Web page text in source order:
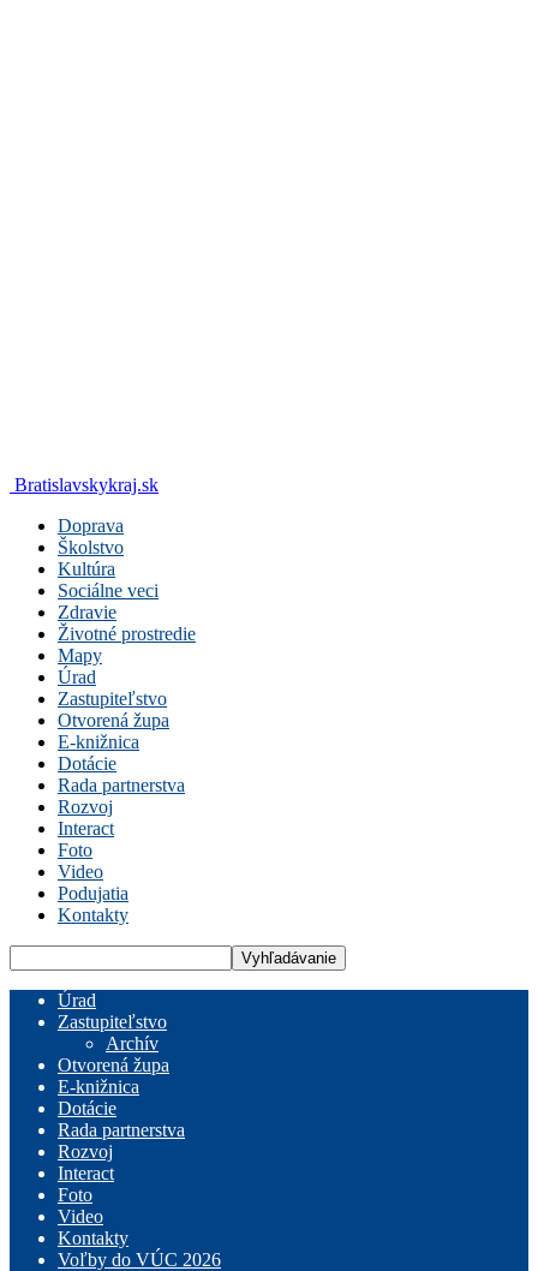
Bratislavskykraj.sk
Doprava
Školstvo
Kultúra
Sociálne veci
Zdravie
Životné prostredie
Mapy
Úrad
Zastupiteľstvo
Otvorená župa
E-knižnica
Dotácie
Rada partnerstva
Rozvoj
Interact
Foto
Video
Podujatia
Kontakty
Úrad
Zastupiteľstvo
Archív
Otvorená župa
E-knižnica
Dotácie
Rada partnerstva
Rozvoj
Interact
Foto
Video
Kontakty
Voľby do VÚC 2026